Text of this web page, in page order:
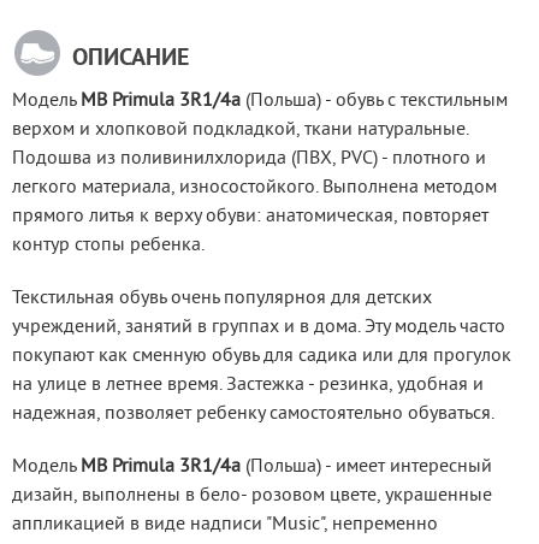
ОПИСАНИЕ
Модель MB Primula 3R1/4a (Польша) - обувь с текстильным
верхом и хлопковой подкладкой, ткани натуральные.
Подошва из поливинилхлорида (ПВХ, PVC) - плотного и
легкого материала, износостойкого. Выполнена методом
прямого литья к верху обуви: анатомическая, повторяет
контур стопы ребенка.
Текстильная обувь очень популярноя для детских
учреждений, занятий в группах и в дома. Эту модель часто
покупают как сменную обувь для садика или для прогулок
на улице в летнее время. Застежка - резинка, удобная и
надежная, позволяет ребенку самостоятельно обуваться.
Модель MB Primula 3R1/4a (Польша) - имеет интересный
дизайн, выполнены в бело- розовом цвете, украшенные
аппликацией в виде надписи "Music", непременно